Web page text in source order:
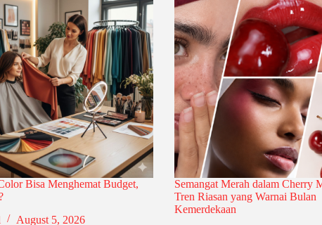
Bisa Menghemat Budget,
August 5, 2026
Semangat Merah dalam Cherry
Tren Riasan yang Warnai Bulan
Kemerdekaan